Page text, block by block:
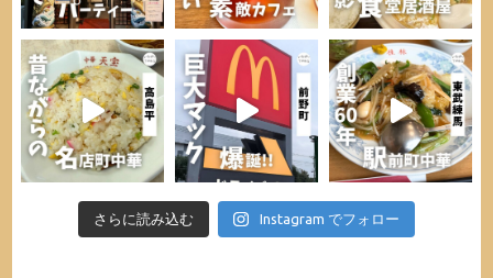
さらに読み込む Instagram でフォロー